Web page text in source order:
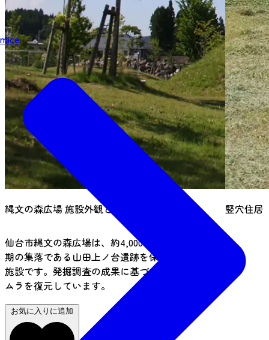
mice
縄文の森広場 施設外観と復元住居 竪穴住居
仙台市縄文の森広場は、約4,000年前の縄文時代中
期の集落である山田上ノ台遺跡を保存し活用する
施設です。発掘調査の成果に基づき、縄文時代の
ムラを復元しています。
お気に入りに追加